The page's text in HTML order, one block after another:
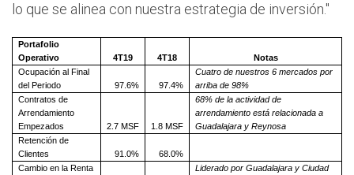
lo que se alinea con nuestra estrategia de inversión."
Portafolio
Operativo
4T19 4T18
Notas
Ocupación al Final
del Periodo
97.6% 97.4%
Cuatro de nuestros 6 mercados por
arriba de 98%
Contratos de
Arrendamiento
Empezados
2.7 MSF 1.8 MSF
68% de la actividad de
arrendamiento está relacionada a
Guadalajara y Reynosa
Retención de
Clientes
91.0%
68.0%
Cambio en la Renta
Liderado por Guadalajara y Ciudad